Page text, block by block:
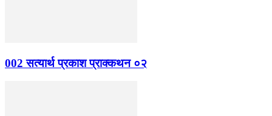
002 सत्यार्थ प्रकाश प्राक्कथन ०२